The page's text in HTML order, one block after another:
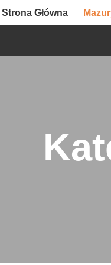
Strona Główna